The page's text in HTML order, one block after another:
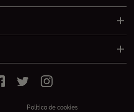
Política de cookies